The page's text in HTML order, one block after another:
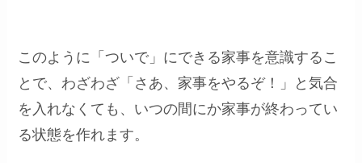
このように「ついで」にできる家事を意識するこ
とで、わざわざ「さあ、家事をやるぞ！」と気合
を入れなくても、いつの間にか家事が終わってい
る状態を作れます。